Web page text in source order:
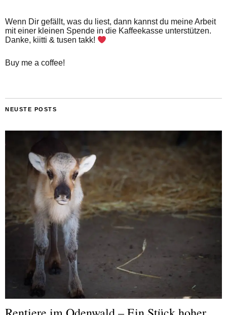
Wenn Dir gefällt, was du liest, dann kannst du meine Arbeit
mit einer kleinen Spende in die Kaffeekasse unterstützen.
Danke, kiitti & tusen takk!
Buy me a coffee!
NEUSTE POSTS